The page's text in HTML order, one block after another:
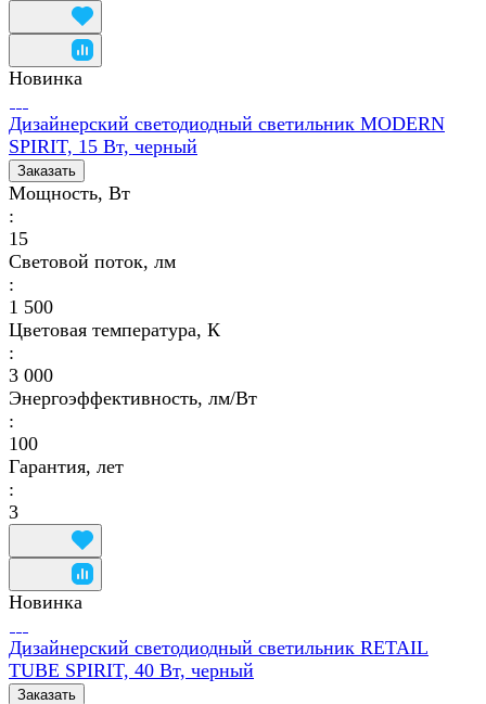
Новинка
Дизайнерский светодиодный светильник MODERN
SPIRIT, 15 Вт, черный
Заказать
Мощность, Вт
:
15
Световой поток, лм
:
1 500
Цветовая температура, К
:
3 000
Энергоэффективность, лм/Вт
:
100
Гарантия, лет
:
3
Новинка
Дизайнерский светодиодный светильник RETAIL
TUBE SPIRIT, 40 Вт, черный
Заказать